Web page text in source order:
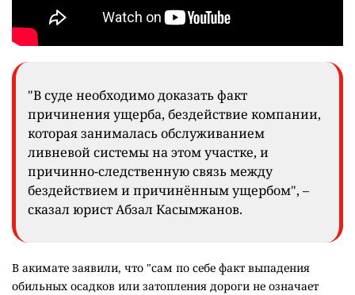
"В суде необходимо доказать факт
причинения ущерба, бездействие компании,
которая занималась обслуживанием
ливневой системы на этом участке, и
причинно-следственную связь между
бездействием и причинённым ущербом", –
сказал юрист Абзал Касымжанов.
В акимате заявили, что "сам по себе факт выпадения
обильных осадков или затопления дороги не означает